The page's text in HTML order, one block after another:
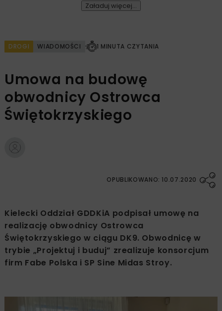
Załaduj więcej...
DROGI WIADOMOŚCI 1 MINUTA CZYTANIA
Umowa na budowę
obwodnicy Ostrowca
Świętokrzyskiego
OPUBLIKOWANO: 10.07.2020
Kielecki Oddział GDDKiA podpisał umowę na
realizację obwodnicy Ostrowca
Świętokrzyskiego w ciągu DK9. Obwodnicę w
trybie „Projektuj i buduj” zrealizuje konsorcjum
firm Fabe Polska i SP Sine Midas Stroy.